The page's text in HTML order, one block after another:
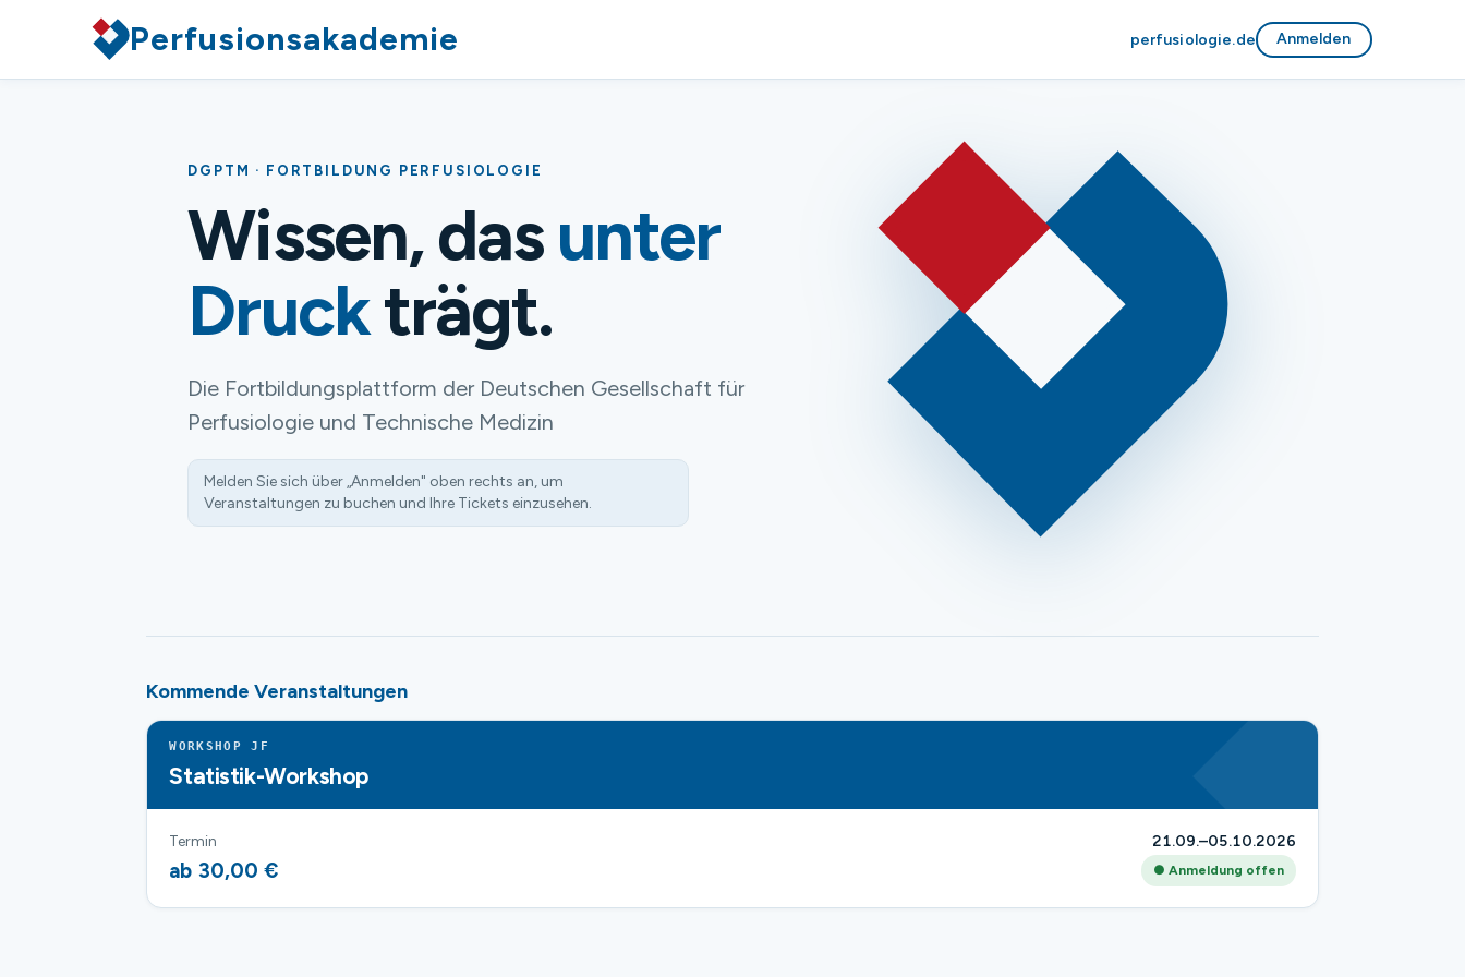
Perfusionsakademie perfusiologie.de Anmelden
DGPTM · FORTBILDUNG PERFUSIOLOGIE
Wissen, dasunter
Druckträgt.
Die Fortbildungsplattform der Deutschen Gesellschaft für
Perfusiologie und Technische Medizin
Melden Sie sich über „Anmelden" oben rechts an, um
Veranstaltungen zu buchen und Ihre Tickets einzusehen.
Kommende Veranstaltungen
WORKSHOP JF
Statistik-Workshop
Termin 21.09.–05.10.2026
ab 30,00 € ● Anmeldung offen